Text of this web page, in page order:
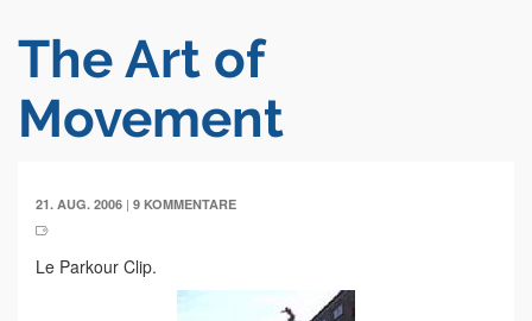
The Art of
Movement
21. AUG. 2006 | 9 KOMMENTARE
Le Parkour Clip.